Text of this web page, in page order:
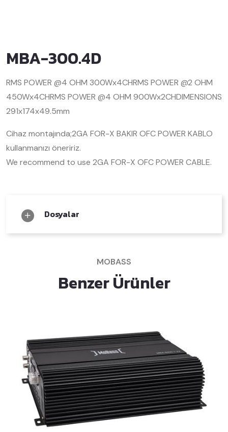
MBA-300.4D
RMS POWER @4 OHM 300Wx4CHRMS POWER @2 OHM
450Wx4CHRMS POWER @4 OHM 900Wx2CHDIMENSIONS
291x174x49.5mm
Cihaz montajında;2GA FOR-X BAKIR OFC POWER KABLO
kullanmanızı öneririz.
We recommend to use 2GA FOR-X OFC POWER CABLE.
Dosyalar
MOBASS
Benzer Ürünler